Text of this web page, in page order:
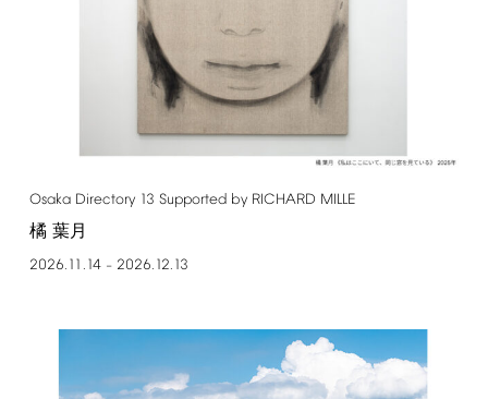
Osaka Directory 13 Supported by RICHARD MILLE
橘 葉月
2026.11.14– 2026.12.13